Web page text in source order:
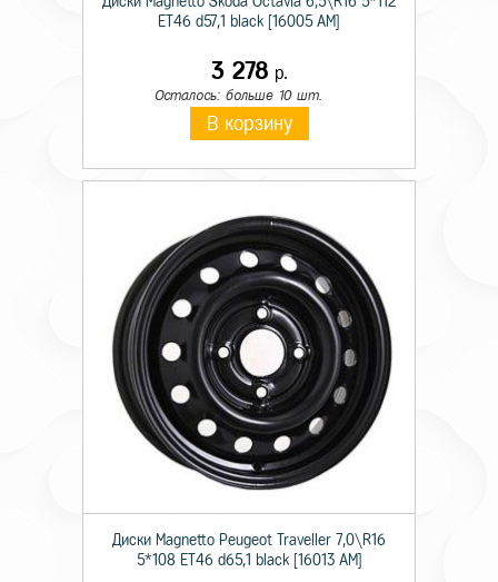
ET46 d57,1 black [16005 AM]
3 278 р.
Осталось: больше 10 шт.
В корзину
Диски Magnetto Peugeot Traveller 7,0\R16
5*108 ET46 d65,1 black [16013 AM]